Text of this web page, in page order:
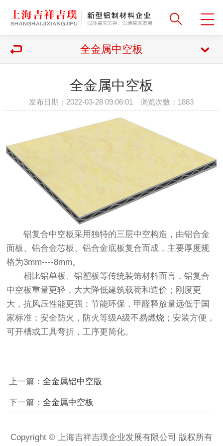
全金属中空板
全金属中空板
发布日期：2022-03-28 09:06:01 浏览次数： 1883
铝复合中空板采用独特的三层中空构造，由铝合金
面板、铝合金芯板、铝合金底板复合而成，主要厚度规
格为3mm----8mm。
相比铝单板、铝塑板等传统装饰材料而言，铝复合
中空板重量更轻，大大降低建筑载荷和造价；刚度更
大，抗风压性能更强；节能环保，甲醛释放量远低于国
家标准；安全防火，防火等级A级不易燃烧；安装方便，
可开槽或工具弯折，工序更简化。
上一篇： 全金属铝中空版
下一篇： 全金属中空板
Copyright © 上海吉祥吉璞企业发展有限公司 版权所有